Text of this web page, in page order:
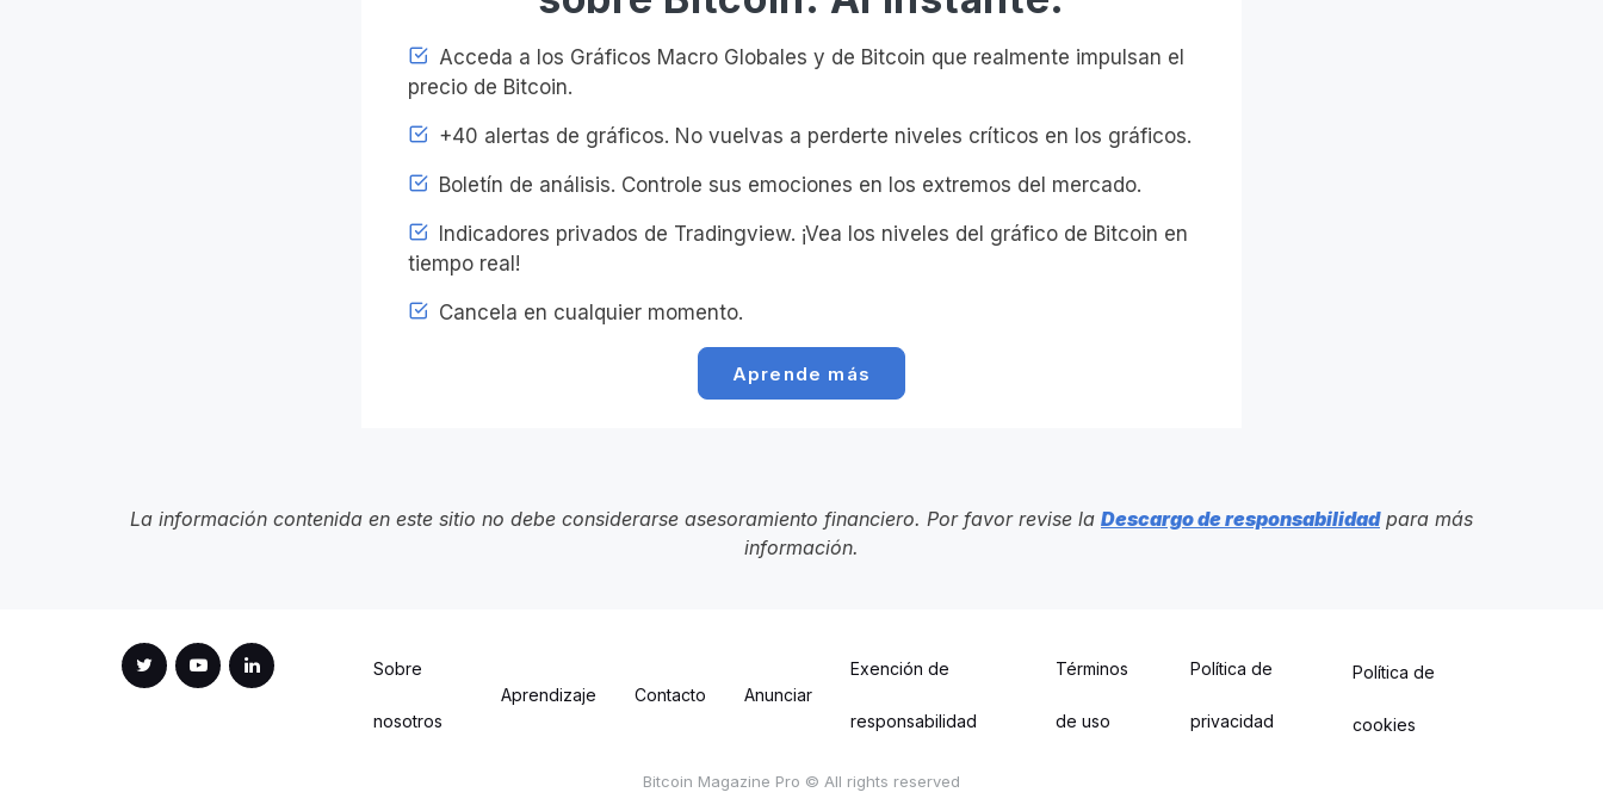
Acceda a los Gráficos Macro Globales y de Bitcoin que realmente impulsan el
precio de Bitcoin.
+40 alertas de gráficos. No vuelvas a perderte niveles críticos en los gráficos.
Boletín de análisis. Controle sus emociones en los extremos del mercado.
Indicadores privados de Tradingview. ¡Vea los niveles del gráfico de Bitcoin en
tiempo real!
Cancela en cualquier momento.
Aprende más
La información contenida en este sitio no debe considerarse asesoramiento financiero. Por favor revise la Descargo de responsabilidadpara más
información.
Sobre
nosotros
Aprendizaje Contacto Anunciar
Exención de
responsabilidad
Términos
de uso
Política de
privacidad
Política de
cookies
Bitcoin Magazine Pro © All rights reserved